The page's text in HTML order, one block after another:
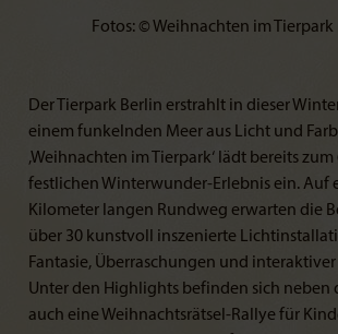
Fotos: © Weihnachten im
Der Tierpark Berlin erstrahlt in dieser
einem funkelnden Meer aus Licht und
‚Weihnachten im Tierpark‘ lädt bereits zum
festlichen Winterwunder-Erlebnis ein. Auf
Kilometer langen Rundweg erwarten die
über 30 kunstvoll inszenierte
Fantasie, Überraschungen und
Unter den Highlights befinden sich neben
auch eine Weihnachtsrätsel-Rallye für